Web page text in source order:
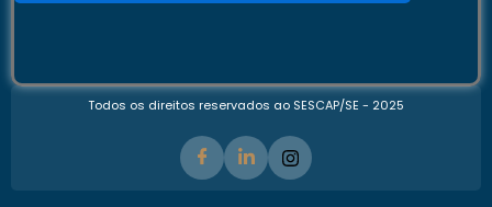
Todos os direitos reservados ao SESCAP/SE - 2025